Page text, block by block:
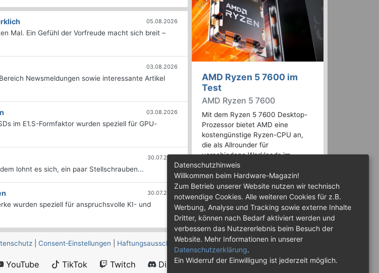
05.08.2026
Mal. Ein Gefühl der Vorfreude macht sich breit –
03.08.2026
Newsmeldungen sowie interessante Artikel
03.08.2026
im E1.S-Formfaktor wurden speziell für GPU-
30.07.2026
lohnt es sich, ein paar Stellschrauben...
30.07.2026
wurden speziell für anspruchsvolle KI- und
AMD Ryzen 5 7600 im
Test
AMD Ryzen 5 7600
Mit dem Ryzen 5 7600 Desktop-
Prozessor bietet AMD eine
kostengünstige Ryzen-CPU an,
die als Allrounder für
verschiedene Workloads im
heimischen PC dienen soll. Wir
haben sie in der Praxis ausgiebig
getestet.
Consent‑Einstellungen Haftungsausschluss
YouTube TikTok Twitch Discord
Datenschutzhinweis
Willkommen beim Hardware-Magazin!
Zum Betrieb unserer Website nutzen wir technisch
notwendige Cookies. Alle weiteren Cookies für z.B.
Werbung, Analyse und Tracking sowie externe Inhalte
Dritter, können nach Bedarf aktiviert werden und
verbessern das Nutzererlebnis beim Besuch der
Website. Mehr Informationen in unserer
Datenschutzerklärung.
Ein Widerruf der Einwilligung ist jederzeit möglich.